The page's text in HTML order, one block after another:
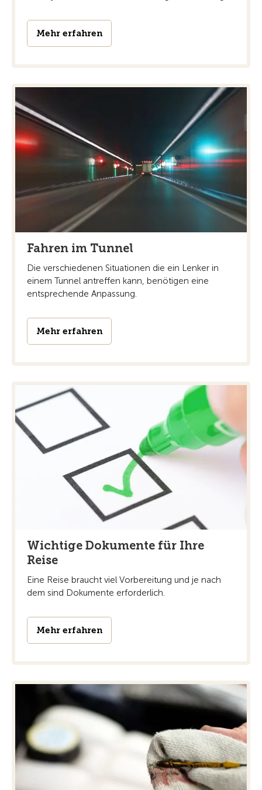
Mehr erfahren
Fahren im Tunnel
Die verschiedenen Situationen die ein Lenker in
einem Tunnel antreffen kann, benötigen eine
entsprechende Anpassung.
Mehr erfahren
Wichtige Dokumente für Ihre
Reise
Eine Reise braucht viel Vorbereitung und je nach
dem sind Dokumente erforderlich.
Mehr erfahren